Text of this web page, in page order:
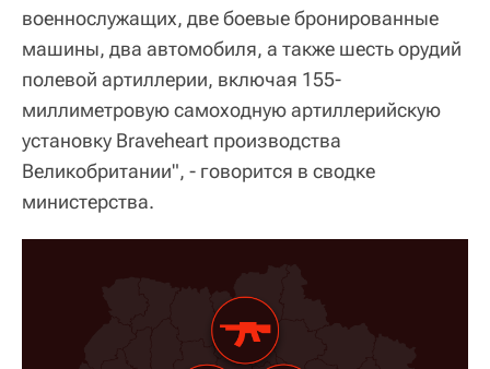
военнослужащих, две боевые бронированные
машины, два автомобиля, а также шесть орудий
полевой артиллерии, включая 155-
миллиметровую самоходную артиллерийскую
установку Braveheart производства
Великобритании", - говорится в сводке
министерства.